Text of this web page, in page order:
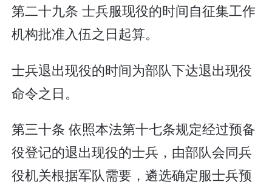
第二十九条 士兵服现役的时间自征集工作
机构批准入伍之日起算。
士兵退出现役的时间为部队下达退出现役
命令之日。
第三十条 依照本法第十七条规定经过预备
役登记的退出现役的士兵，由部队会同兵
役机关根据军队需要，遴选确定服士兵预